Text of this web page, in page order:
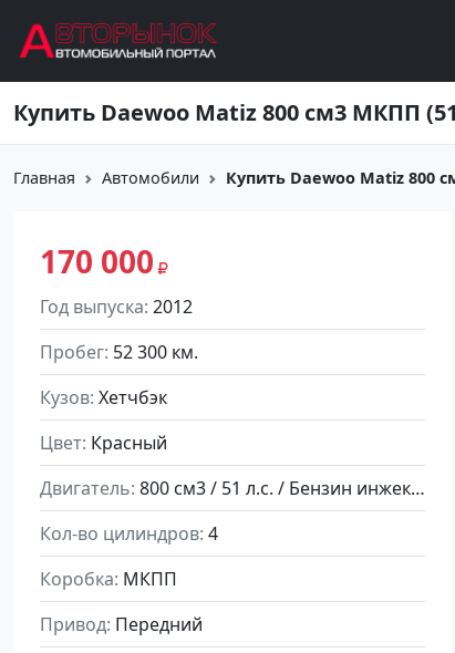
Главная Автомобили Купить ‎Daewoo Matiz 800
170 000
Год выпуска 2012
Пробег 52 300 км.
Кузов Хетчбэк
Цвет Красный
Двигатель
800 см3 / 51 л.с. / Бензин инжектор
Кол-во цилиндров 4
Коробка МКПП
Привод Передний